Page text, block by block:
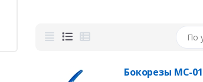
По
Бокорезы МС-